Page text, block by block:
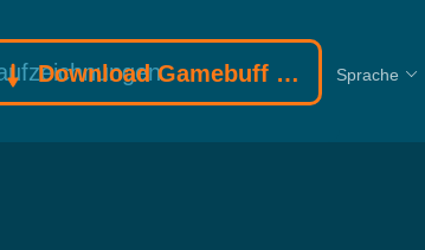
Download Gamebuff Trainer Sprache